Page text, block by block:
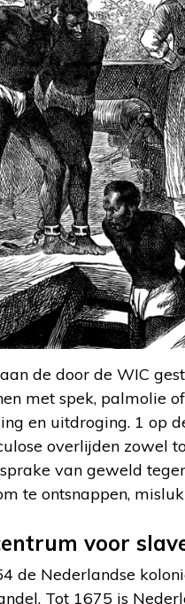
de door de WIC
met spek, palmolie
en uitdroging. 1 op
overlijden zowel
van geweld
te ontsnappen,
voor
de Nederlandse
Tot 1675 is